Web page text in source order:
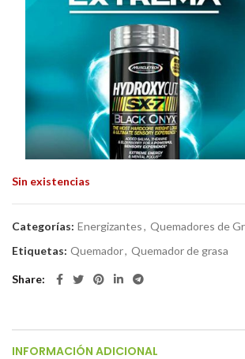
Sin existencias
Categorías: Energizantes, Quemadores de
Etiquetas: Quemador, Quemador de grasa
Share
INFORMACIÓN ADICIONAL